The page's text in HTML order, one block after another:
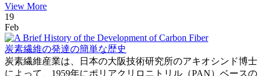
View More
19
Feb
炭素繊維の発達の簡単な歴史
炭素繊維産業は、日本の大阪技術研究所のアキオシンド博士
によって、1959年にポリアクリロニトリル（PAN）ベースの